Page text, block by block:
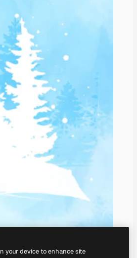
your device to enhance site